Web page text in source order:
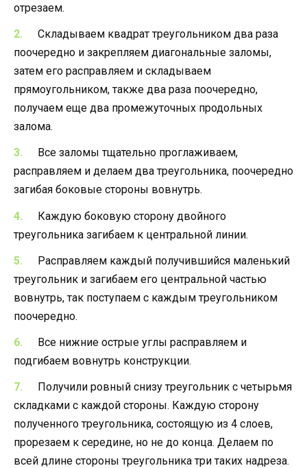
отрезаем.
Складываем квадрат треугольником два раза
поочередно и закрепляем диагональные заломы,
затем его расправляем и складываем
прямоугольником, также два раза поочередно,
получаем еще два промежуточных продольных
залома.
Все заломы тщательно проглаживаем,
расправляем и делаем два треугольника, поочередно
загибая боковые стороны вовнутрь.
Каждую боковую сторону двойного
треугольника загибаем к центральной линии.
Расправляем каждый получившийся маленький
треугольник и загибаем его центральной частью
вовнутрь, так поступаем с каждым треугольником
поочередно.
Все нижние острые углы расправляем и
подгибаем вовнутрь конструкции.
Получили ровный снизу треугольник с четырьмя
складками с каждой стороны. Каждую сторону
полученного треугольника, состоящую из 4 слоев,
прорезаем к середине, но не до конца. Делаем по
всей длине стороны треугольника три таких надреза.